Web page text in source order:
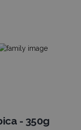
- 350g